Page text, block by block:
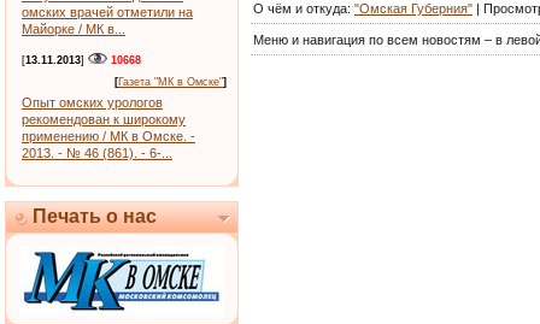
омских врачей отметили на
Майорке / МК в...
[13.11.2013]
10668
[Газета "МК в Омске"]
Опыт омских урологов
рекомендован к широкому
применению / МК в Омске. -
2013. - № 46 (861). - 6-...
Печать о нас
О чём и откуда: "Омская Губерния" |
Меню и навигация по всем новостям – в